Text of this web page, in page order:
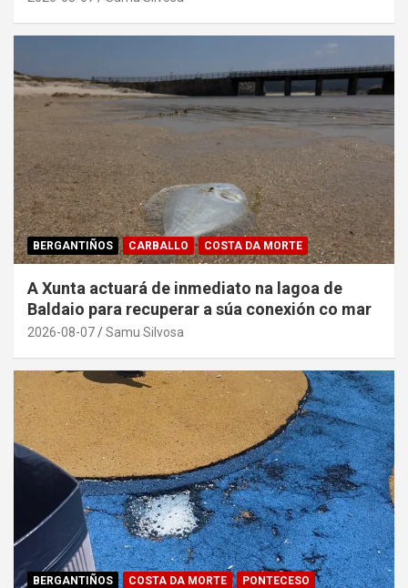
BERGANTIÑOS CARBALLO COSTA DA MORTE
A Xunta actuará de inmediato na lagoa de
Baldaio para recuperar a súa conexión co mar
2026-08-07 Samu Silvosa
BERGANTIÑOS COSTA DA MORTE PONTECESO